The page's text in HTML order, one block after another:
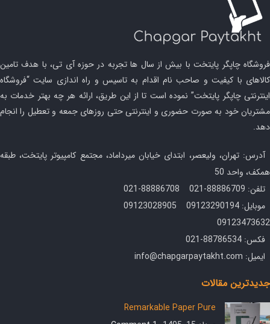
فروشگاه چاپگر پایتخت با بیش از سال ها تجربه در حوزه آی تی، با هدف تامین
کالاهای با کیفیت و صاحب نام اقدام به تاسیس و راه اندازی سایت “فروشگاه
اینترنتی چاپگر پایتخت” نموده است تا از این طریق، ارائه هر چه بهتر خدمات به
مشتریان خود به صورت حضوری و اینترنتی حتی روزهای جمعه و تعطیل را انجام
دهد.
آدرس: تهران، ولیعصر، ابتدای خیابان میرداماد، مجتمع کامپیوتر پایتخت، طبقه
همکف، واحد 50
تلفن: 88886709-021 88886708-021
موبایل: 09123290194 09123028905
09123473632
فکس: 88786534-021
ایمیل: info@chapgarpaytakht.com
جدیدترین مقالات
Remarkable Paper Pure